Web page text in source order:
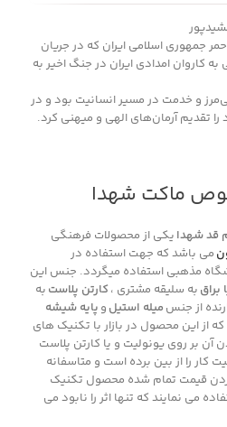
جمهوری اسلامی ایران که در جریان
کاروان امدادی ایران در جنگ اخیر به
بی‌مرز و خدمت در مسیر انسانیت بود و در
تقدیم آرمان‌های الهی و میهنی کرد.
ماکت شهدا
قد شهدا یکی از محصولات فرهنگی
می باشد که جهت استفاده در
مذهبی استفاده میگردد. جنس این
براق به سلیقه مشتری ، کارتن پلاست به
از جنس میله استیل و پایه شیشه
از این محصول در بازار با تکنیک های
بر روی یونولیت و یا کارتن پلاست
کار را از بین برده است و متاسفانه
قیمت تمام شده محصول تکنیک
می نمایند که تنها اثر را نابود می